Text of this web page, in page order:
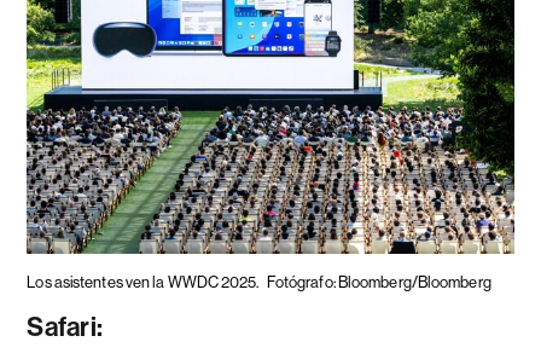
Los asistentes ven la WWDC 2025. Fotógrafo: Bloomberg/Bloomberg
Safari: